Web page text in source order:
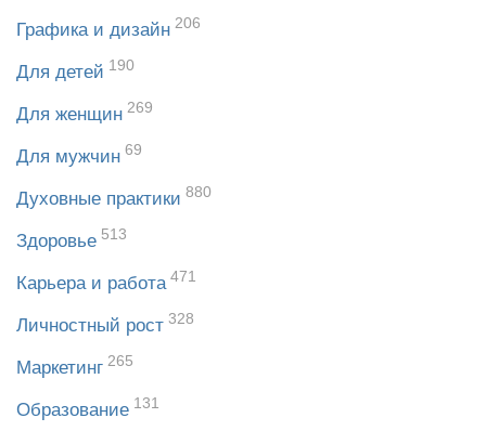
Графика и дизайн 206
Для детей 190
Для женщин 269
Для мужчин 69
Духовные практики 880
Здоровье 513
Карьера и работа 471
Личностный рост 328
Маркетинг 265
Образование 131